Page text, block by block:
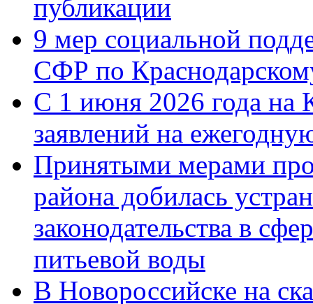
публикации
9 мер социальной
СФР по
С 1 июня 2026 года на
заявлений на
Принятыми мерами
района добилась
законодательства в
питьевой воды
В Новороссийске на